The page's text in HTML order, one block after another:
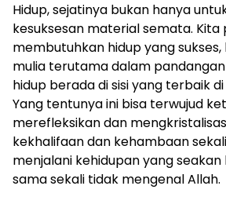
Hidup, sejatinya bukan hanya
kesuksesan material semata. Kita
membutuhkan hidup yang sukses,
mulia terutama dalam pandangan
hidup berada di sisi yang terbaik
Yang tentunya ini bisa terwujud
merefleksikan dan
kekhalifaan dan kehambaan
menjalani kehidupan yang
sama sekali tidak mengenal Allah.